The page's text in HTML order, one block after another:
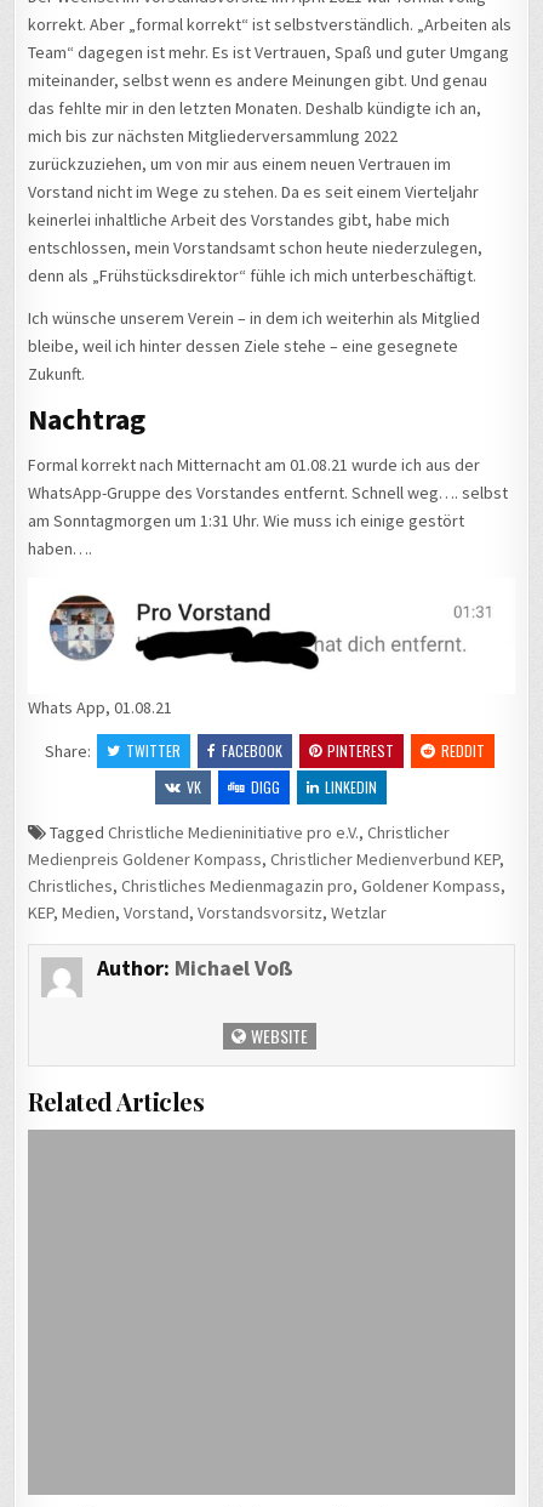
korrekt. Aber „formal korrekt“ ist selbstverständlich. „Arbeiten als
Team“ dagegen ist mehr. Es ist Vertrauen, Spaß und guter Umgang
miteinander, selbst wenn es andere Meinungen gibt. Und genau
das fehlte mir in den letzten Monaten. Deshalb kündigte ich an,
mich bis zur nächsten Mitgliederversammlung 2022
zurückzuziehen, um von mir aus einem neuen Vertrauen im
Vorstand nicht im Wege zu stehen. Da es seit einem Vierteljahr
keinerlei inhaltliche Arbeit des Vorstandes gibt, habe mich
entschlossen, mein Vorstandsamt schon heute niederzulegen,
denn als „Frühstücksdirektor“ fühle ich mich unterbeschäftigt.
Ich wünsche unserem Verein – in dem ich weiterhin als Mitglied
bleibe, weil ich hinter dessen Ziele stehe – eine gesegnete
Zukunft.
Nachtrag
Formal korrekt nach Mitternacht am 01.08.21 wurde ich aus der
WhatsApp-Gruppe des Vorstandes entfernt. Schnell weg…. selbst
am Sonntagmorgen um 1:31 Uhr. Wie muss ich einige gestört
haben….
Whats App, 01.08.21
Share:
TWITTER FACEBOOK PINTEREST
REDDIT
VK
DIGG LINKEDIN
TaggedChristliche Medieninitiative pro e.V.,Christlicher
Medienpreis Goldener Kompass,Christlicher Medienverbund KEP,
Christliches,Christliches Medienmagazin pro,Goldener Kompass,
KEP,Medien,Vorstand,Vorstandsvorsitz,Wetzlar
Author: Michael Voß
WEBSITE
Related Articles